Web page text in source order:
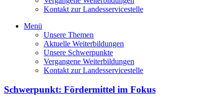
Kontakt zur Landesservicestelle
Menü
Unsere Themen
Aktuelle Weiterbildungen
Unsere Schwerpunkte
Vergangene Weiterbildungen
Kontakt zur Landesservicestelle
Schwerpunkt: Fördermittel im Fokus